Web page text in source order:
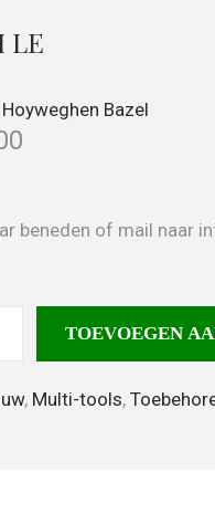
LE
beneden of mail naar
TOEVOEGEN
, Multi-tools,